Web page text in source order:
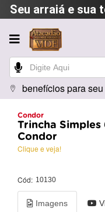
Seu arraiá e sua
benefícios para
Condor
Trincha
Condor
Clique e veja!
Cód: 10130
Imagens